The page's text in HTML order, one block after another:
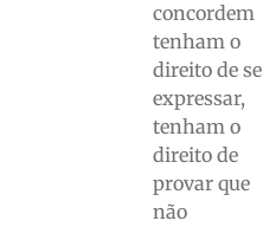
concordem
tenham o
direito de se
expressar,
tenham o
direito de
provar que
não